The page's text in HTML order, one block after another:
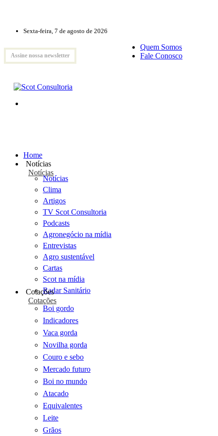
Sexta-feira, 7 de agosto de 2026
Assine nossa newsletter
Quem Somos
Fale Conosco
Home
Notícias
Notícias
Notícias
Clima
Artigos
TV Scot Consultoria
Podcasts
Agronegócio na mídia
Entrevistas
Agro sustentável
Cartas
Scot na mídia
Radar Sanitário
Cotações
Cotações
Boi gordo
Indicadores
Vaca gorda
Novilha gorda
Couro e sebo
Mercado futuro
Boi no mundo
Atacado
Equivalentes
Leite
Grãos